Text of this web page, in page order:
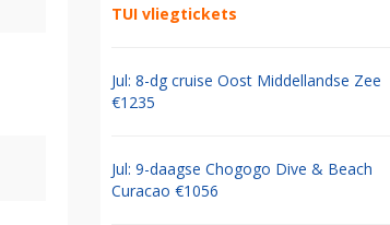
TUI vliegtickets
Jul: 8-dg cruise Oost Middellandse Zee
€1235
Jul: 9-daagse Chogogo Dive & Beach
Curacao €1056